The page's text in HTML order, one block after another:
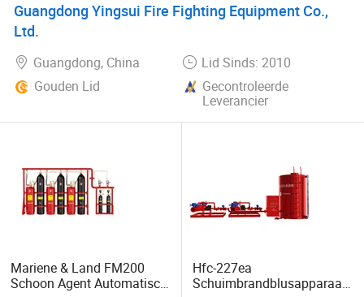
Guangdong Yingsui Fire Fighting Equipment Co.,
Ltd.
Guangdong, China
Lid Sinds: 2010
Gouden Lid
Gecontroleerde
Leverancier
Mariene & Land FM200
Schoon Agent Automatisch
Hfc-227ea
Schuimbrandblusapparaat